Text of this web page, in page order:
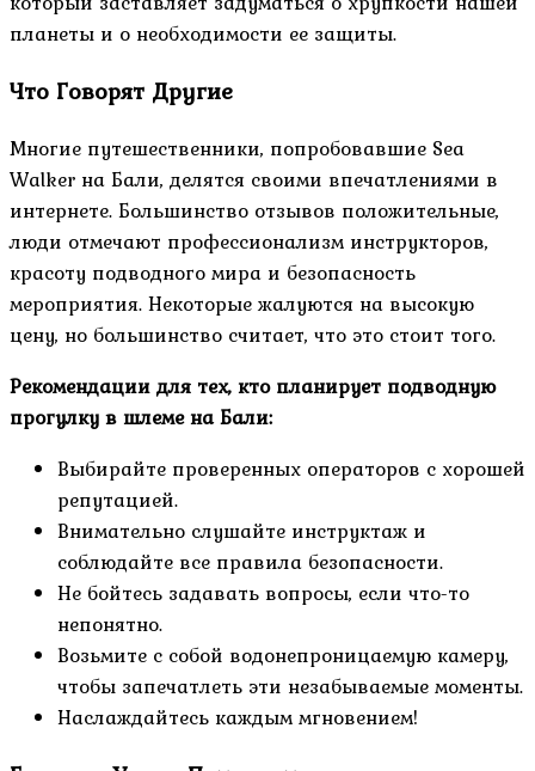
планеты и о необходимости ее защиты.
Что Говорят Другие
Многие путешественники, попробовавшие Sea
Walker на Бали, делятся своими впечатлениями в
интернете. Большинство отзывов положительные,
люди отмечают профессионализм инструкторов,
красоту подводного мира и безопасность
мероприятия. Некоторые жалуются на высокую
цену, но большинство считает, что это стоит того.
Рекомендации для тех, кто планирует подводную
прогулку в шлеме на Бали:
Выбирайте проверенных операторов с хорошей
репутацией.
Внимательно слушайте инструктаж и
соблюдайте все правила безопасности.
Не бойтесь задавать вопросы, если что-то
непонятно.
Возьмите с собой водонепроницаемую камеру,
чтобы запечатлеть эти незабываемые моменты.
Наслаждайтесь каждым мгновением!